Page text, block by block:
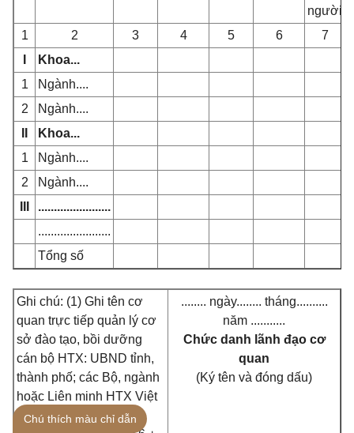
người
1
2 3 4 5 6 7
Khoa...
1
Ngành....
2
Ngành....
Khoa...
1
Ngành....
2
Ngành....
.......................
.......................
Tổng số
Ghi chú: (1) Ghi tên cơ
quan trực tiếp quản lý cơ
sở đào tạo, bồi dưỡng
cán bộ HTX: UBND tỉnh,
thành phố; các Bộ, ngành
hoặc Liên minh HTX Việt
Nam.
........ ngày........ tháng..........
năm ...........
Chức danh lãnh đạo cơ
quan
(Ký tên và đóng dấu)
Chú thích màu chỉ dẫn